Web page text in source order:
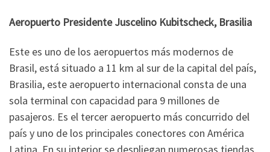
Aeropuerto Presidente Juscelino Kubitscheck, Brasilia
Este es uno de los aeropuertos más modernos de
Brasil, está situado a 11 km al sur de la capital del país,
Brasilia, este aeropuerto internacional consta de una
sola terminal con capacidad para 9 millones de
pasajeros. Es el tercer aeropuerto más concurrido del
país y uno de los principales conectores con América